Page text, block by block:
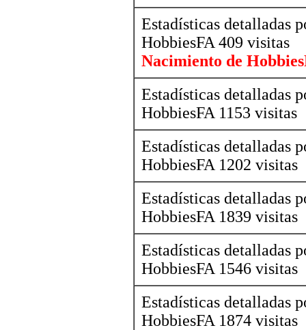
Estadísticas detalladas
HobbiesFA 409 visitas
Nacimiento de
Estadísticas detalladas
HobbiesFA 1153 visitas
Estadísticas detalladas
HobbiesFA 1202 visitas
Estadísticas detalladas
HobbiesFA 1839 visitas
Estadísticas detalladas
HobbiesFA 1546 visitas
Estadísticas detalladas
HobbiesFA 1874 visitas